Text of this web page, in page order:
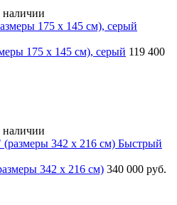
175 x 145 см), серый 119 400
Быстрый
342 х 216 см) 340 000 руб.